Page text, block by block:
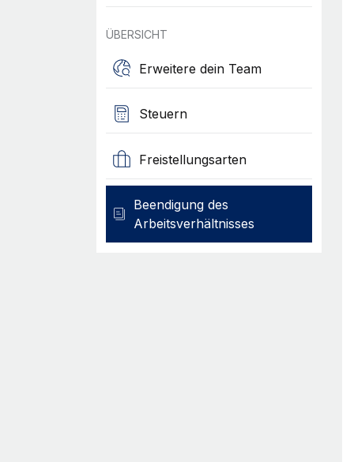
ÜBERSICHT
Erweitere dein Team
Steuern
Freistellungsarten
Beendigung des
Arbeitsverhältnisses